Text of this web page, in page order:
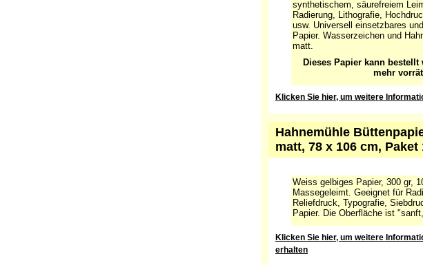
Weißes Papier, 300 Gramm,
der Rundsiebmaschine
synthetischem, säurefreiem
Radierung, Lithografie,
usw. Universell einsetzbares
Papier. Wasserzeichen und
matt.
Dieses Papier kann
mehr
Hahnemühle
Weiss gelbiges Papier, 300 gr,
Massegeleimt. Geeignet für
Reliefdruck, Typografie,
Papier. Die Oberfläche ist